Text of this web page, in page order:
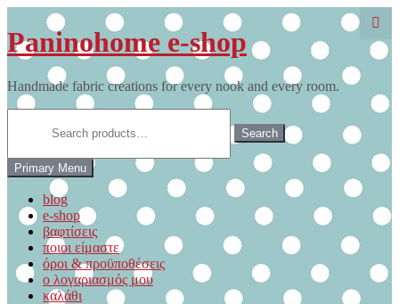
to
content
Paninohome e-shop
Handmade fabric creations for every nook and every room.
Search
Primary Menu
blog
e-shop
βαφτίσεις
ποιοι είμαστε
όροι & προϋποθέσεις
ο λογαριασμός μου
καλάθι